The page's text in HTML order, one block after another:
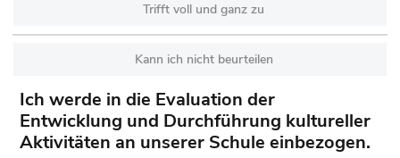
Trifft voll und ganz zu
Kann ich nicht beurteilen
Ich werde in die Evaluation der
Entwicklung und Durchführung kultureller
Aktivitäten an unserer Schule einbezogen.